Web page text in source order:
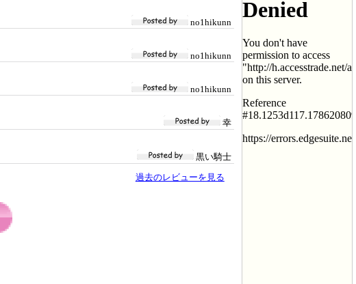
no1hikunn
no1hikunn
no1hikunn
幸
黒い騎士
過去のレビューを見る